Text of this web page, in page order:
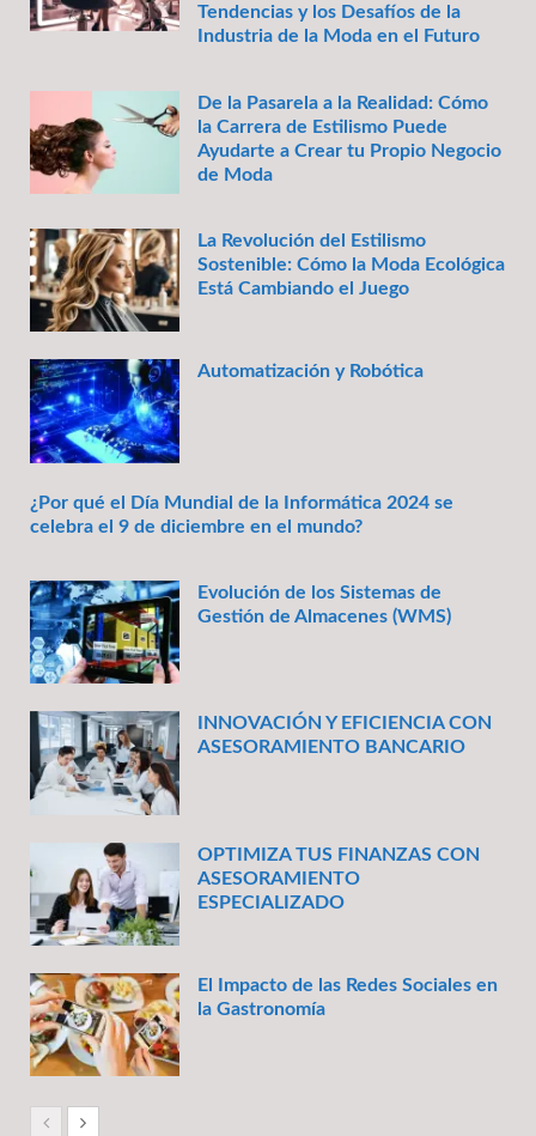
Tendencias y los Desafíos de la
Industria de la Moda en el Futuro
De la Pasarela a la Realidad: Cómo
la Carrera de Estilismo Puede
Ayudarte a Crear tu Propio Negocio
de Moda
La Revolución del Estilismo
Sostenible: Cómo la Moda Ecológica
Está Cambiando el Juego
Automatización y Robótica
¿Por qué el Día Mundial de la Informática 2024 se
celebra el 9 de diciembre en el mundo?
Evolución de los Sistemas de
Gestión de Almacenes (WMS)
INNOVACIÓN Y EFICIENCIA CON
ASESORAMIENTO BANCARIO
OPTIMIZA TUS FINANZAS CON
ASESORAMIENTO
ESPECIALIZADO
El Impacto de las Redes Sociales en
la Gastronomía